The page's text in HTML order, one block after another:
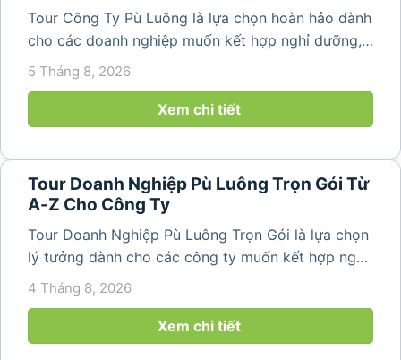
Tour Công Ty Pù Luông là lựa chọn hoàn hảo dành
cho các doanh nghiệp muốn kết hợp nghỉ dưỡng,
team building và gắn kết tập thể trong không gian
Hóa vài giờ di chuyển,...
5 Tháng 8, 2026
Xem chi tiết
Tour Doanh Nghiệp Pù Luông Trọn Gói Từ
A-Z Cho Công Ty
Tour Doanh Nghiệp Pù Luông Trọn Gói là lựa chọn
lý tưởng dành cho các công ty muốn kết hợp nghỉ
dưỡng, gắn kết đội ngũ và tái tạo năng lượng sau
những ngày làm việc căng thẳng. Với cảnh quan
thiên nhiên trong lành,...
4 Tháng 8, 2026
Xem chi tiết